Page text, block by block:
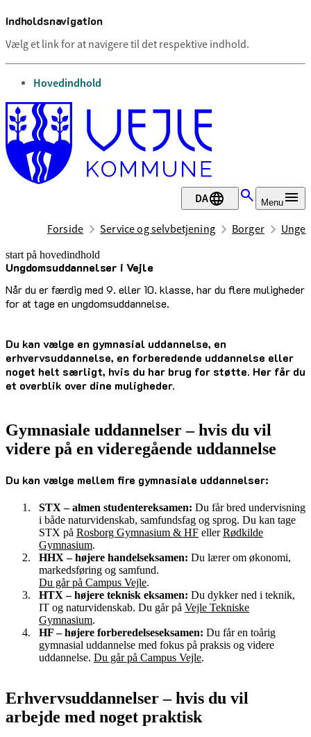
Indholdsnavigation
Vælg et link for at navigere til det respektive indhold.
gå til
Hovedindhold
DA Menu
Forside Service og selvbetjening Borger Unge
start på hovedindhold
Ungdomsuddannelser i Vejle
Når du er færdig med 9. eller 10. klasse, har du flere muligheder
for at tage en ungdomsuddannelse.
senest opdateret 1. februar 2026
Du kan vælge en gymnasial uddannelse, en
erhvervsuddannelse, en forberedende uddannelse eller
noget helt særligt, hvis du har brug for støtte. Her får du
et overblik over dine muligheder.
Gymnasiale uddannelser – hvis du vil
videre på en videregående uddannelse
Du kan vælge mellem fire gymnasiale uddannelser:
STX – almen studentereksamen: Du får bred undervisning
i både naturvidenskab, samfundsfag og sprog. Du kan tage
STX på Rosborg Gymnasium & HF ellerRødkilde
Gymnasium.
HHX – højere handelseksamen: Du lærer om økonomi,
markedsføring og samfund.
Du går på Campus Vejle.
HTX – højere teknisk eksamen: Du dykker ned i teknik,
IT og naturvidenskab. Du går på Vejle Tekniske
Gymnasium.
HF – højere forberedelseseksamen: Du får en toårig
gymnasial uddannelse med fokus på praksis og videre
uddannelse. Du går på Campus Vejle.
Erhvervsuddannelser – hvis du vil
arbejde med noget praktisk